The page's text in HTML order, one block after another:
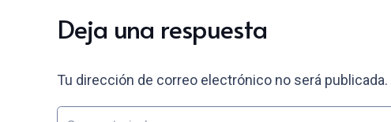
Deja una respuesta
Tu dirección de correo electrónico no será publicada.